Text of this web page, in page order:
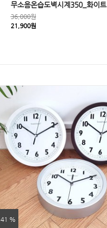
무소음온습도벽시계350_화이트
36,000원
21,900원
41 %